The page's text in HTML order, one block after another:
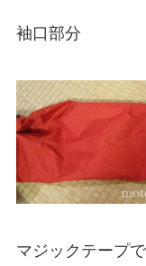
袖口部分
マジックテープ